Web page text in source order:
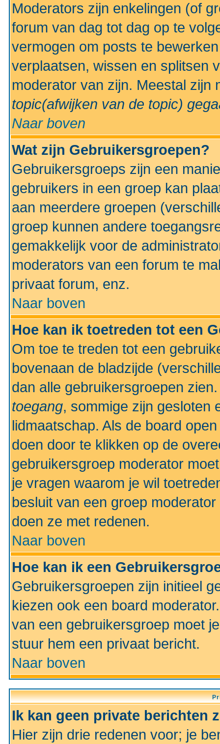
Moderators zijn enkelingen (of
forum van dag tot dag op te
vermogen om posts te
verplaatsen, wissen en splitsen
moderator van zijn. Meestal
topic(afwijken van de topic)
Naar boven
Wat zijn Gebruikersgroepen?
Gebruikersgroeps zijn een
gebruikers in een groep kan
aan meerdere groepen
groep kunnen andere
gemakkelijk voor de
moderators van een forum te
privaat forum, enz.
Naar boven
Hoe kan ik toetreden tot een
Om toe te treden tot een
bovenaan de bladzijde
dan alle gebruikersgroepen
toegang, sommige zijn gesloten
lidmaatschap. Als de board
doen door te klikken op de
gebruikersgroep moderator
je vragen waarom je wil
besluit van een groep
doen ze met redenen.
Naar boven
Hoe kan ik een
Gebruikersgroepen zijn initieel
kiezen ook een board
van een gebruikersgroep moet
stuur hem een privaat bericht.
Naar boven
Ik kan geen private berichten
Hier zijn drie redenen voor; je